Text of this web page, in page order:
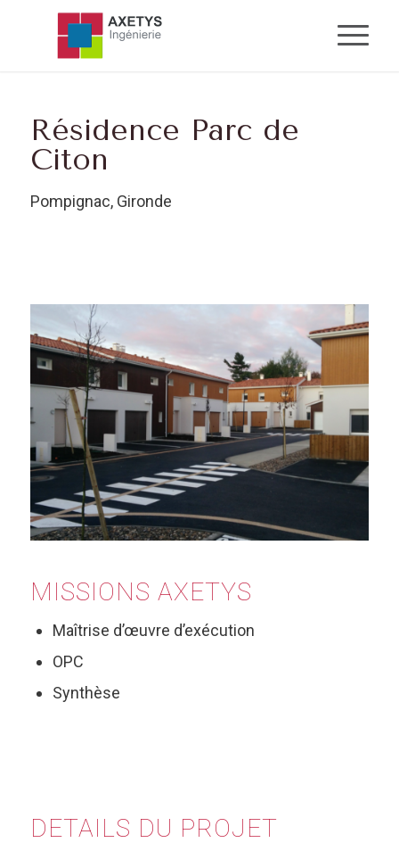
Résidence Parc de
Citon
Pompignac, Gironde
MISSIONS AXETYS
Maîtrise d’œuvre d’exécution
OPC
Synthèse
DETAILS DU PROJET